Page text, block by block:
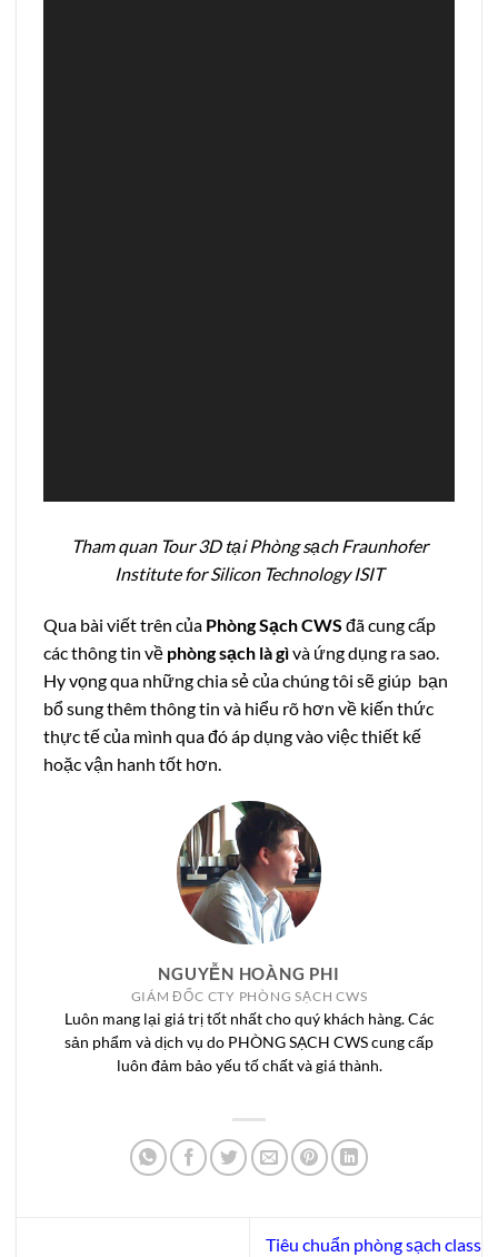
Tham quan Tour 3D tại Phòng sạch Fraunhofer
Institute for Silicon Technology ISIT
Qua bài viết trên của Phòng Sạch CWS đã cung cấp
các thông tin về phòng sạch là gìvà ứng dụng ra sao.
Hy vọng qua những chia sẻ của chúng tôi sẽ giúp bạn
bổ sung thêm thông tin và hiểu rõ hơn về kiến thức
thực tế của mình qua đó áp dụng vào việc thiết kế
hoặc vận hanh tốt hơn.
NGUYỄN HOÀNG PHI
GIÁM ĐỐC CTY PHÒNG SẠCH CWS
Luôn mang lại giá trị tốt nhất cho quý khách hàng. Các
sản phẩm và dịch vụ do PHÒNG SẠCH CWS cung cấp
luôn đảm bảo yếu tố chất và giá thành.
Tiêu chuẩn phòng sạch class